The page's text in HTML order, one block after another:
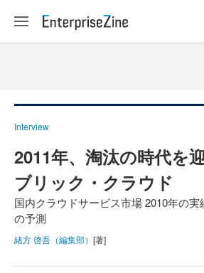
Interview
2011年、淘汰の時代を
ブリック・クラウド
国内クラウドサービス市場 2010年の実
の予測
緒方 啓吾（編集部） [著]